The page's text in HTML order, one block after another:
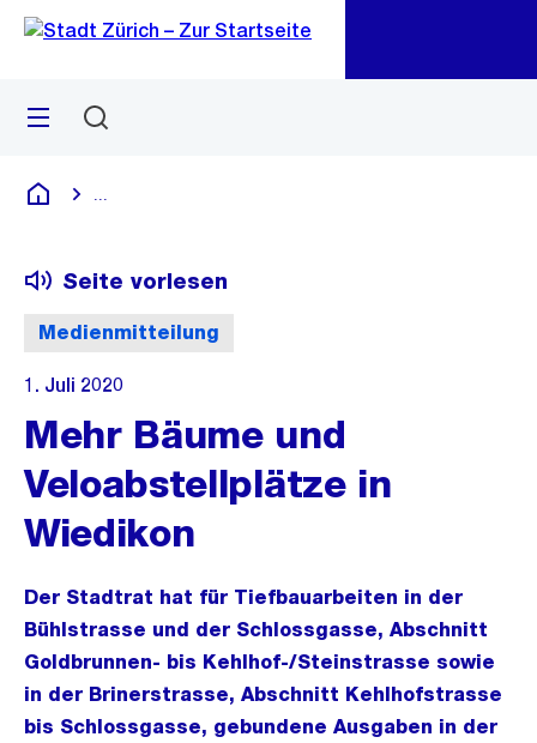
Navigation
Sprunglink
Menü
Deutsch
Medienmitteilung
Seite vorlesen
1. Juli 2020
Mehr Bäume und
Veloabstellplätze in
Wiedikon
Der Stadtrat hat für Tiefbauarbeiten in der
Bühlstrasse und der Schlossgasse, Abschnitt
Goldbrunnen- bis Kehlhof-/Steinstrasse sowie
in der Brinerstrasse, Abschnitt Kehlhofstrasse
bis Schlossgasse, gebundene Ausgaben in der